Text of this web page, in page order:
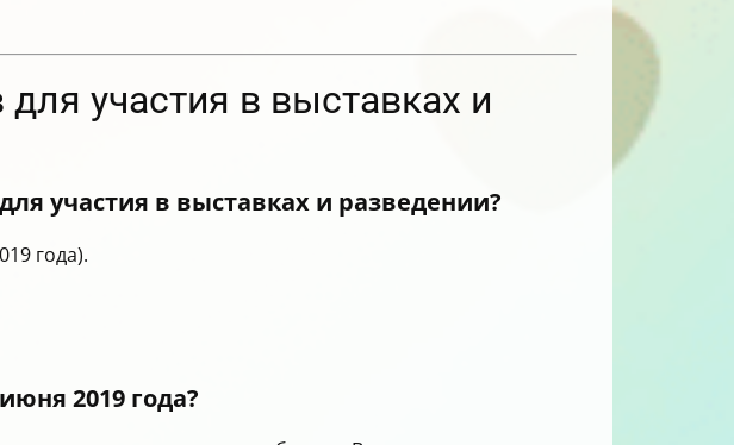
участия в выставках и
участия в выставках и разведении?
года).
2019 года?